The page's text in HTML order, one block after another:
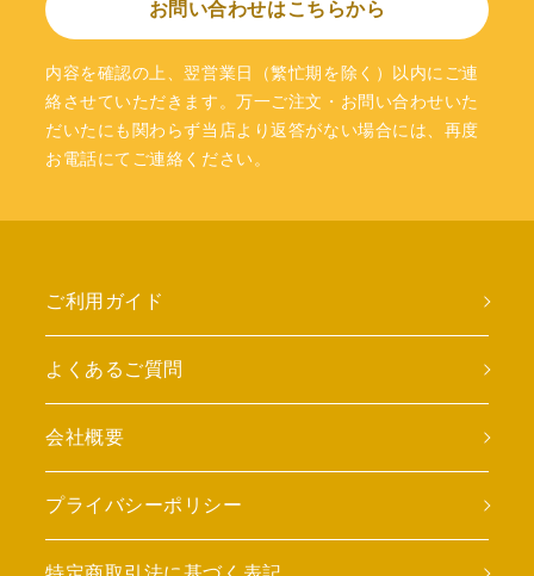
お問い合わせはこちらから
内容を確認の上、翌営業日（繁忙期を除く）以内にご連
絡させていただきます。万一ご注文・お問い合わせいた
だいたにも関わらず当店より返答がない場合には、再度
お電話にてご連絡ください。
ご利用ガイド
よくあるご質問
会社概要
プライバシーポリシー